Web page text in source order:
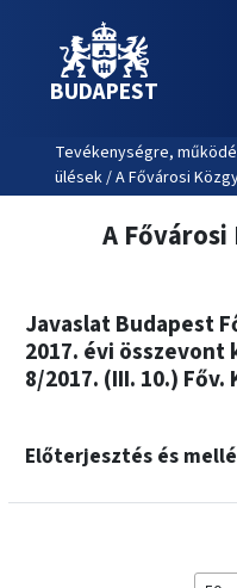
BUDAPEST
Tevékenységre,
ülések / A Fővárosi
A
Javaslat Budapest
2017. évi
8/2017. (III. 10.)
Előterjesztés és